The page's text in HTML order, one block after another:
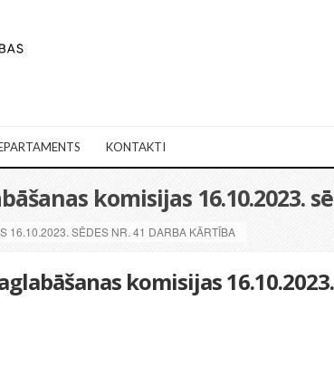
KONTAKTI
komisijas 16.10.2023.
16.10.2023. SĒDES NR. 41 DARBA KĀRTĪBA
komisijas